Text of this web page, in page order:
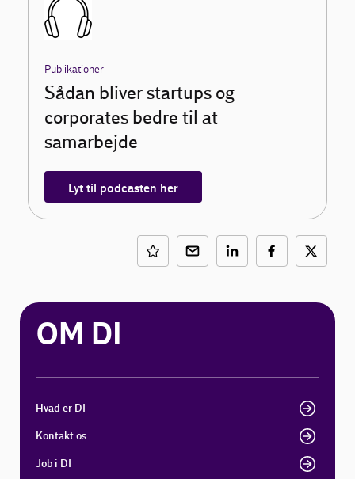
Publikationer
Sådan bliver startups og
corporates bedre til at
samarbejde
Lyt til podcasten her
OM DI
Hvad er DI
Kontakt os
Job i DI